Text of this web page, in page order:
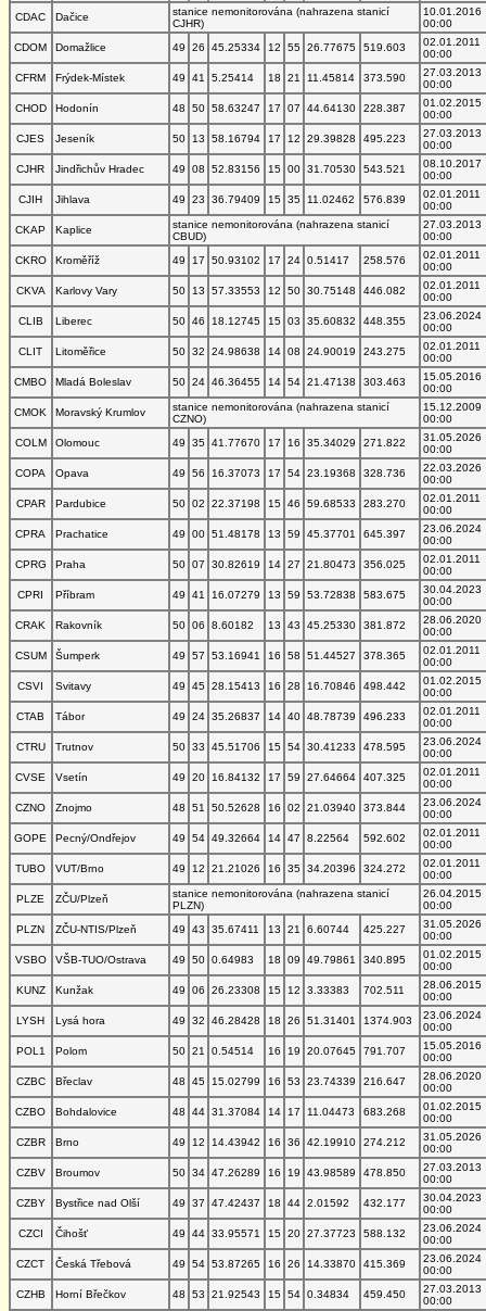
CDAC
Dačice
stanice nemonitorována (nahrazena stanicí
CJHR)
10.01.2016
00:00
CDOM
Domažlice 49 26 45.25334 12 55 26.77675 519.603
02.01.2011
00:00
CFRM
Frýdek-Místek 49 41 5.25414 18 21 11.45814 373.590
27.03.2013
00:00
CHOD
Hodonín 48 50 58.63247 17 07 44.64130 228.387
01.02.2015
00:00
CJES
Jeseník 50 13 58.16794 17 12 29.39828 495.223
27.03.2013
00:00
CJHR
Jindřichův Hradec 49 08 52.83156 15 00 31.70530 543.521
08.10.2017
00:00
CJIH
Jihlava 49 23 36.79409 15 35 11.02462 576.839
02.01.2011
00:00
CKAP
Kaplice
stanice nemonitorována (nahrazena stanicí
CBUD)
27.03.2013
00:00
CKRO
Kroměříž 49 17 50.93102 17 24 0.51417 258.576
02.01.2011
00:00
CKVA
Karlovy Vary 50 13 57.33553 12 50 30.75148 446.082
02.01.2011
00:00
CLIB
Liberec 50 46 18.12745 15 03 35.60832 448.355
23.06.2024
00:00
CLIT
Litoměřice 50 32 24.98638 14 08 24.90019 243.275
02.01.2011
00:00
CMBO
Mladá Boleslav 50 24 46.36455 14 54 21.47138 303.463
15.05.2016
00:00
CMOK
Moravský Krumlov
stanice nemonitorována (nahrazena stanicí
CZNO)
15.12.2009
00:00
COLM
Olomouc 49 35 41.77670 17 16 35.34029 271.822
31.05.2026
00:00
COPA
Opava 49 56 16.37073 17 54 23.19368 328.736
22.03.2026
00:00
CPAR
Pardubice 50 02 22.37198 15 46 59.68533 283.270
02.01.2011
00:00
CPRA
Prachatice 49 00 51.48178 13 59 45.37701 645.397
23.06.2024
00:00
CPRG
Praha 50 07 30.82619 14 27 21.80473 356.025
02.01.2011
00:00
CPRI
Příbram 49 41 16.07279 13 59 53.72838 583.675
30.04.2023
00:00
CRAK
Rakovník 50 06 8.60182 13 43 45.25330 381.872
28.06.2020
00:00
CSUM
Šumperk 49 57 53.16941 16 58 51.44527 378.365
02.01.2011
00:00
CSVI
Svitavy 49 45 28.15413 16 28 16.70846 498.442
01.02.2015
00:00
CTAB
Tábor 49 24 35.26837 14 40 48.78739 496.233
02.01.2011
00:00
CTRU
Trutnov 50 33 45.51706 15 54 30.41233 478.595
23.06.2024
00:00
CVSE
Vsetín 49 20 16.84132 17 59 27.64664 407.325
02.01.2011
00:00
CZNO
Znojmo 48 51 50.52628 16 02 21.03940 373.844
23.06.2024
00:00
GOPE
Pecný/Ondřejov 49 54 49.32664 14 47 8.22564 592.602
02.01.2011
00:00
TUBO
VUT/Brno 49 12 21.21026 16 35 34.20396 324.272
02.01.2011
00:00
PLZE
ZČU/Plzeň
stanice nemonitorována (nahrazena stanicí
PLZN)
26.04.2015
00:00
PLZN
ZČU-NTIS/Plzeň 49 43 35.67411 13 21 6.60744 425.227
31.05.2026
00:00
VSBO
VŠB-TUO/Ostrava 49 50 0.64983 18 09 49.79861 340.895
01.02.2015
00:00
KUNZ
Kunžak 49 06 26.23308 15 12 3.33383 702.511
28.06.2015
00:00
LYSH
Lysá hora 49 32 46.28428 18 26 51.31401 1374.903
23.06.2024
00:00
POL1
Polom 50 21 0.54514 16 19 20.07645 791.707
15.05.2016
00:00
CZBC
Břeclav 48 45 15.02799 16 53 23.74339 216.647
28.06.2020
00:00
CZBO
Bohdalovice 48 44 31.37084 14 17 11.04473 683.268
01.02.2015
00:00
CZBR
Brno 49 12 14.43942 16 36 42.19910 274.212
31.05.2026
00:00
CZBV
Broumov 50 34 47.26289 16 19 43.98589 478.850
27.03.2013
00:00
CZBY
Bystřice nad Olší 49 37 47.42437 18 44 2.01592 432.177
30.04.2023
00:00
CZCI
Čihošť 49 44 33.95571 15 20 27.37723 588.132
23.06.2024
00:00
CZCT
Česká Třebová 49 54 53.87265 16 26 14.33870 415.369
23.06.2024
00:00
CZHB
Horní Břečkov 48 53 21.92543 15 54 0.34834 459.450
27.03.2013
00:00